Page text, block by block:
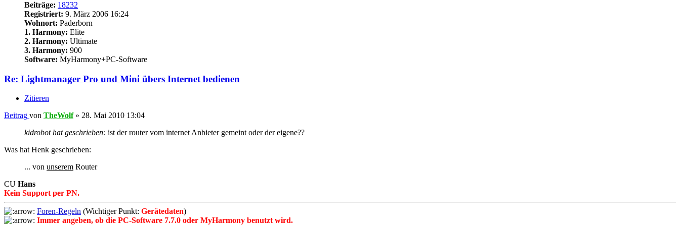
Beiträge: 18232
Registriert: 9. März 2006 16:24
Wohnort: Paderborn
1. Harmony: Elite
2. Harmony: Ultimate
3. Harmony: 900
Software: MyHarmony+PC-Software
Re: Lightmanager Pro und Mini übers Internet bedienen
Zitieren
Beitrag von TheWolf» 28. Mai 2010 13:04
kidrobot hat geschrieben: ist der router vom internet Anbieter gemeint oder der eigene??
Was hat Henk geschrieben:
... von unserem Router
CU Hans
Kein Support per PN.
Foren-Regeln (Wichtiger Punkt: Gerätedaten)
Immer angeben, ob die PC-Software 7.7.0 oder MyHarmony benutzt wird.